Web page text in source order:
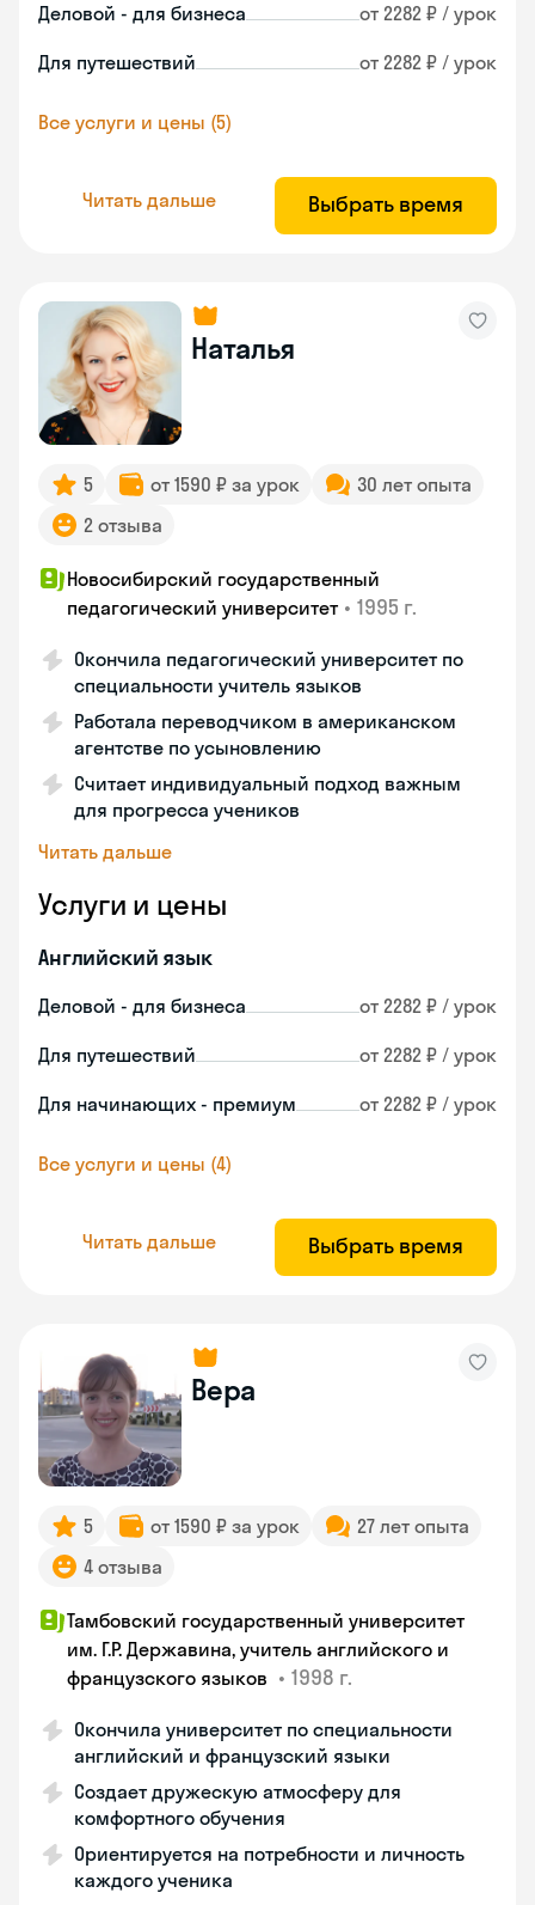
Деловой - для бизнеса от 2282 ₽ / урок
Для путешествий от 2282 ₽ / урок
Все услуги и цены (5)
Читать дальше Выбрать время
Наталья
5 от 1590 ₽ за урок
30 лет опыта
2 отзыва
Новосибирский государственный
педагогический университет • 1995 г.
Окончила педагогический университет по
специальности учитель языков
Работала переводчиком в американском
агентстве по усыновлению
Считает индивидуальный подход важным
для прогресса учеников
Читать дальше
Услуги и цены
Английский язык
Деловой - для бизнеса от 2282 ₽ / урок
Для путешествий от 2282 ₽ / урок
Для начинающих - премиум от 2282 ₽ / урок
Все услуги и цены (4)
Читать дальше Выбрать время
Вера
5 от 1590 ₽ за урок
27 лет опыта
4 отзыва
Тамбовский государственный университет
им. Г.Р. Державина, учитель английского и
французского языков • 1998 г.
Окончила университет по специальности
английский и французский языки
Создает дружескую атмосферу для
комфортного обучения
Ориентируется на потребности и личность
каждого ученика